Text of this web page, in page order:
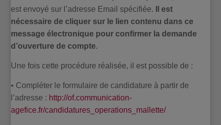
est envoyé sur l’adresse Email spécifiée.
Il est
nécessaire de cliquer sur le lien contenu dans ce
message électronique pour confirmer la demande
d’ouverture de compte.
Une fois cette procédure réalisée, il est possible de :
• Compléter le formulaire de candidature à partir de
l’adresse : http://of.communication-
agefice.fr/candidatures_operations_mallette/